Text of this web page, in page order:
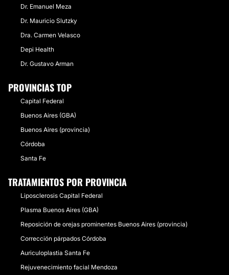
Dr. Emanuel Meza
Dr. Mauricio Slutzky
Dra. Carmen Velasco
Depi Health
Dr. Gustavo Arman
PROVINCIAS TOP
Capital Federal
Buenos Aires (GBA)
Buenos Aires (provincia)
Córdoba
Santa Fe
TRATAMIENTOS POR PROVINCIA
Liposclerosis Capital Federal
Plasma Buenos Aires (GBA)
Reposición de orejas prominentes Buenos Aires (provincia)
Corrección párpados Córdoba
Auriculoplastia Santa Fe
Rejuvenecimiento facial Mendoza